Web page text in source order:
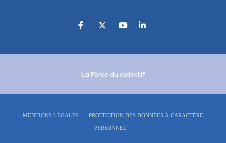
La Force du collectif
MENTIONS LÉGALES PROTECTION DES DONNÉES À CARACTÈRE
PERSONNEL